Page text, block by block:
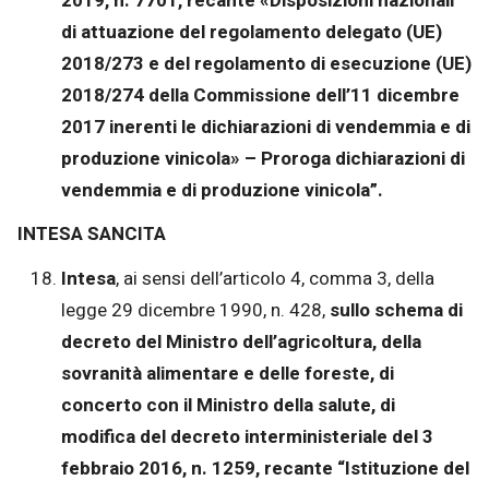
di attuazione del regolamento delegato (UE)
2018/273 e del regolamento di esecuzione (UE)
2018/274 della Commissione dell’11 dicembre
2017 inerenti le dichiarazioni di vendemmia e di
produzione vinicola» – Proroga dichiarazioni di
vendemmia e di produzione vinicola”.
INTESA SANCITA
Intesa, ai sensi dell’articolo 4, comma 3, della
legge 29 dicembre 1990, n. 428, sullo schema di
decreto del Ministro dell’agricoltura, della
sovranità alimentare e delle foreste, di
concerto con il Ministro della salute, di
modifica del decreto interministeriale del 3
febbraio 2016, n. 1259, recante “Istituzione del